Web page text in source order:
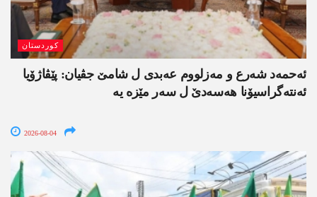
کوردستان
ئەحمەد شەرع و مەزلووم عەبدی ل شامێ جڤیان: پێڤاژۆیا
ئەنتەگراسیۆنا ھەسەدێ ل سەر مێزە یە
2026-08-04